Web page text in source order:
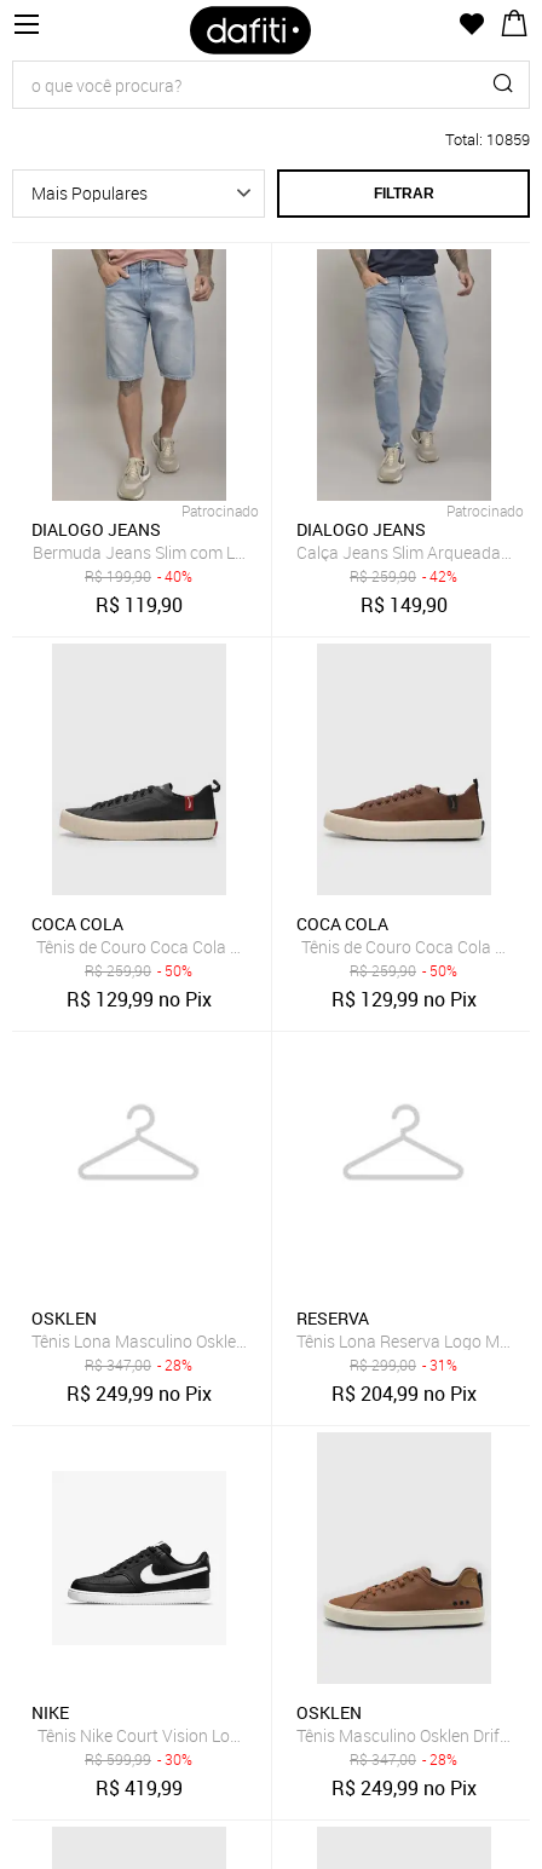
Total: 10859
FILTRAR
Patrocinado
DIALOGO JEANS
Bermuda Jeans Slim com Lavagem Clara Dialogo Jeans
R$199,90 - 40%
R$ 119,90
Patrocinado
DIALOGO JEANS
Calça Jeans Slim Arqueada
R$259,90 - 42%
R$ 149,90
COCA COLA
Tênis de Couro Coca Cola Houston Leather Preto
R$259,90 - 50%
R$ 129,99 no Pix
COCA COLA
Tênis de Couro Coca Cola
R$259,90 - 50%
R$ 129,99 no Pix
OSKLEN
Tênis Lona Masculino Osklen Drift Preto
R$347,00 - 28%
R$249,99 no Pix
RESERVA
Tênis Lona Reserva Logo
R$299,00 - 31%
R$204,99 no Pix
NIKE
Tênis Nike Court Vision Low Next Nature Masculino
R$599,99 - 30%
R$419,99
OSKLEN
Tênis Masculino Osklen Drift
R$347,00 - 28%
R$249,99 no Pix